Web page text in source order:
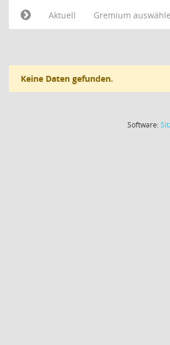
Aktuell
Gremium
Keine Daten gefunden.
Software: